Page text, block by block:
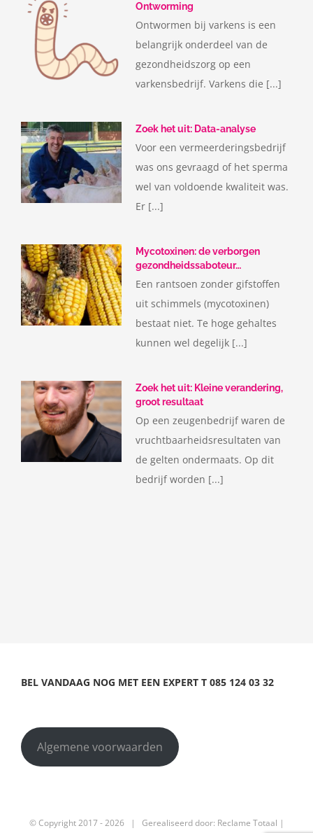
Ontworming
Ontwormen bij varkens is een
belangrijk onderdeel van de
gezondheidszorg op een
varkensbedrijf. Varkens die [...]
Zoek het uit: Data-analyse
Voor een vermeerderingsbedrijf
was ons gevraagd of het sperma
wel van voldoende kwaliteit was.
Er [...]
Mycotoxinen: de verborgen
gezondheidssaboteur…
Een rantsoen zonder gifstoffen
uit schimmels (mycotoxinen)
bestaat niet. Te hoge gehaltes
kunnen wel degelijk [...]
Zoek het uit: Kleine verandering,
groot resultaat
Op een zeugenbedrijf waren de
vruchtbaarheidsresultaten van
de gelten ondermaats. Op dit
bedrijf worden [...]
BEL VANDAAG NOG MET EEN EXPERT T 085 124 03 32
Algemene voorwaarden
© Copyright 2017 -2026 | Gerealiseerd door: Reclame Totaal |